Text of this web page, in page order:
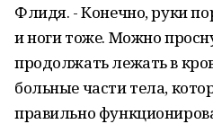
Флидя. - Конечно, руки
и ноги тоже. Можно
продолжать лежать в
больные части тела,
правильно